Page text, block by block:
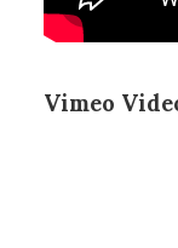
Vimeo